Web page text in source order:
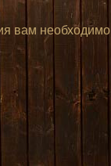
вам необходимо